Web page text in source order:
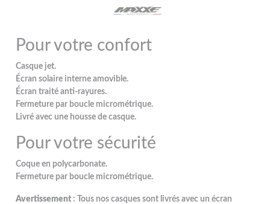
Pour votre confort
Casque jet.
Écran solaire interne amovible.
Écran traité anti-rayures.
Fermeture par boucle micrométrique.
Livré avec une housse de casque.
Pour votre sécurité
Coque en polycarbonate.
Fermeture par boucle micrométrique.
Avertissement : Tous nos casques sont livrés avec un écran